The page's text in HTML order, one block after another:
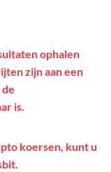
ophalen
zijn aan een
is.
koersen, kunt u